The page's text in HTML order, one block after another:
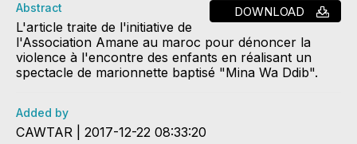
DOWNLOAD
Abstract
L'article traite de l'initiative de
l'Association Amane au maroc pour dénoncer la
violence à l'encontre des enfants en réalisant un
spectacle de marionnette baptisé "Mina Wa Ddib".
Added by
CAWTAR | 2017-12-22 08:33:20